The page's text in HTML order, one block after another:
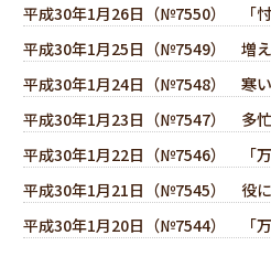
平成30年1月26日（№7550） 「
平成30年1月25日（№7549） 増
平成30年1月24日（№7548） 寒
平成30年1月23日（№7547） 多忙
平成30年1月22日（№7546） 「
平成30年1月21日（№7545） 役
平成30年1月20日（№7544） 「万